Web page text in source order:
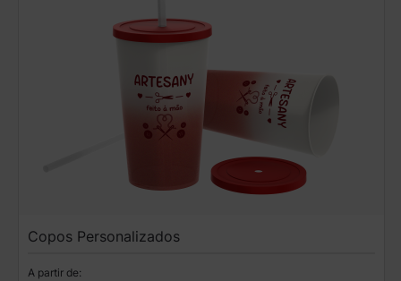
Copos Personalizados
A partir de: